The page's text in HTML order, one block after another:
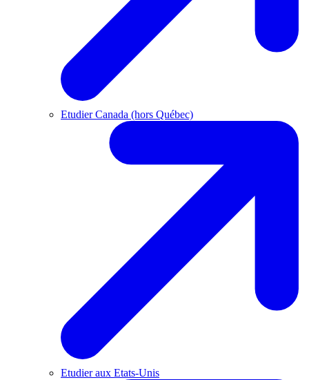
Etudier Canada (hors Québec)
Etudier aux Etats-Unis